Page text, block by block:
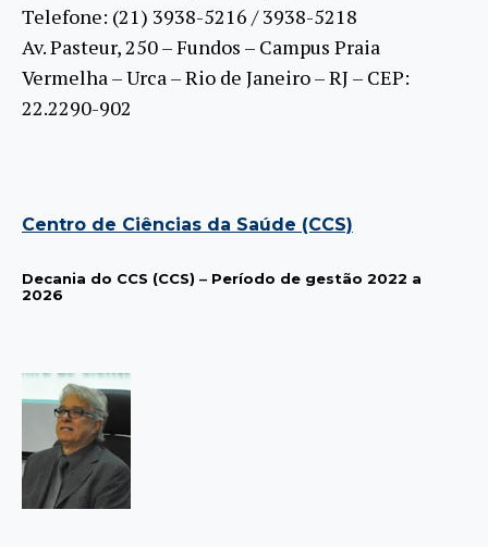
Telefone: (21) 3938-5216 / 3938-5218
Av. Pasteur, 250 – Fundos – Campus Praia
Vermelha – Urca – Rio de Janeiro – RJ – CEP:
22.2290-902
Centro de Ciências da Saúde (CCS)
Decania do CCS (CCS) – Período de gestão 2022 a
2026